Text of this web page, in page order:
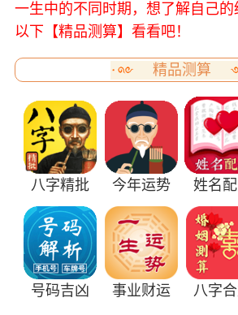
一生中的不同时期，想了解自己的
以下【精品测算】看看吧！
精品测算
八字精批 今年运势 姓名
号码吉凶 事业财运 八字